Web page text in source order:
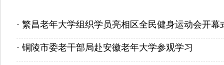
· 繁昌老年大学组织学员亮相区全民健身运动会开幕
· 铜陵市委老干部局赴安徽老年大学参观学习